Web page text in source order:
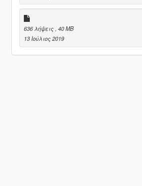
636 λήψεις , 40 MB
13 Ιούλιος 2019